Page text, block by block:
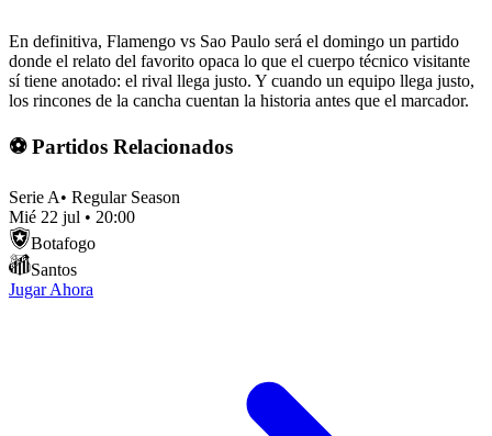
En definitiva, Flamengo vs Sao Paulo será el domingo un partido
donde el relato del favorito opaca lo que el cuerpo técnico visitante
sí tiene anotado: el rival llega justo. Y cuando un equipo llega justo,
los rincones de la cancha cuentan la historia antes que el marcador.
⚽ Partidos Relacionados
Serie A• Regular Season
Mié 22 jul • 20:00
Botafogo
Santos
Jugar Ahora